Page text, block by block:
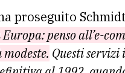
proseguito
penso all’e-
Questi